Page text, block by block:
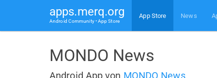
apps.merq.org
Android Community • App Store
App Store News
MONDO News
Android App von MONDO News